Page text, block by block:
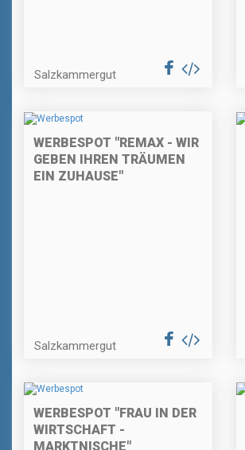
Salzkammergut
WERBESPOT "REMAX - WIR
GEBEN IHREN TRÄUMEN
EIN ZUHAUSE"
Salzkammergut
WERBESPOT "FRAU IN DER
WIRTSCHAFT -
MARKTNISCHE"